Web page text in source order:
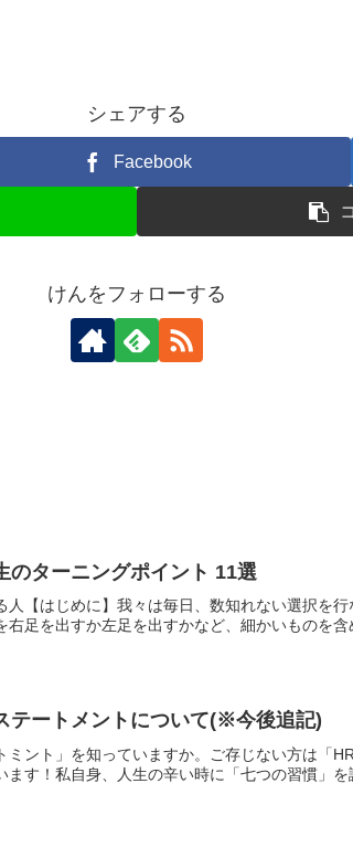
シェアする
Facebook
けんをフォローする
のターニングポイント 11選
人【はじめに】我々は毎日、数知れない選択を
足を出すか左足を出すかなど、細かいものを含
テートメントについて(※今後追記)
ミント」を知っていますか。ご存じない方は「
す！私自身、人生の辛い時に「七つの習慣」を